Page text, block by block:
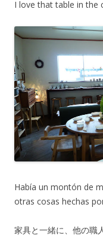
I love that table in the
Había un montón de
otras cosas hechas
家具と一緒に、他の職